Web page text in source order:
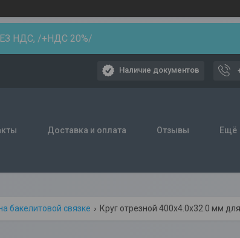
НДС, /+НДС 20%/
Наличие документов
Доставка и оплата Отзывы Ещё
бакелитовой связке Круг отрезной 400х4.0x32.0 мм